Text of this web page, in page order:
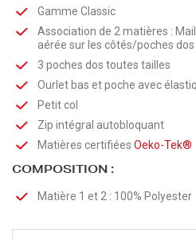
Gamme Classic
Association de 2 matières :
aérée sur les côtés/poches dos
3 poches dos toutes tailles
Ourlet bas et poche avec
Petit col
Zip intégral autobloquant
Matières certifiées Oeko-Tek®
COMPOSITION :
Matière 1 et 2 : 100% Polyester